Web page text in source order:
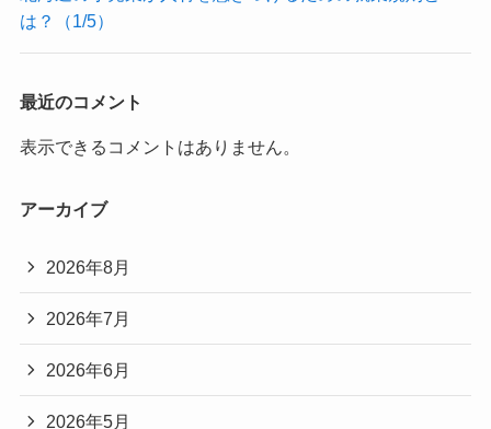
は？（1/5）
最近のコメント
表示できるコメントはありません。
アーカイブ
2026年8月
2026年7月
2026年6月
2026年5月